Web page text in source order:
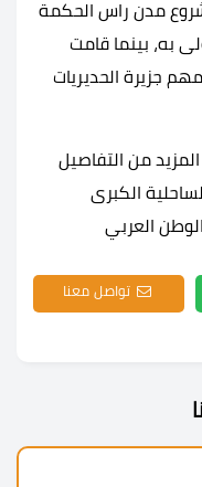
مدن راس الحكمة
به، بينما قامت
جزيرة الحديريات
من التفاصيل
الكبرى
العربي
تواصل معنا